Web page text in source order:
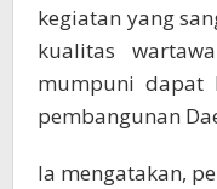
kegiatan yang
kualitas
mumpuni dapat
pembangunan
Ia mengatakan,